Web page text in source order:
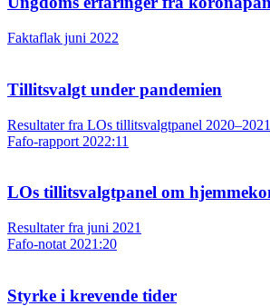
Faktaflak juni 2022
Tillitsvalgt under pandemien
Resultater fra LOs tillitsvalgtpanel 2020–2021
Fafo-rapport 2022:11
LOs tillitsvalgtpanel om
Resultater fra juni 2021
Fafo-notat 2021:20
Styrke i krevende tider